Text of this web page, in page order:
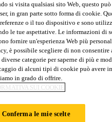
e Calcestruzzo Piccole
si visita qualsiasi sito Web, questo
in gran parte sotto forma di cookie.
o il tuo dispositivo e sono
le tue aspettative. Le informazioni di
fornire un'esperienza Web più
è possibile scegliere di non
categorie per saperne di più e
di alcuni tipi di cookie può avere
in grado di offrire.
SUI COOKIE
Conferma le mie scelte